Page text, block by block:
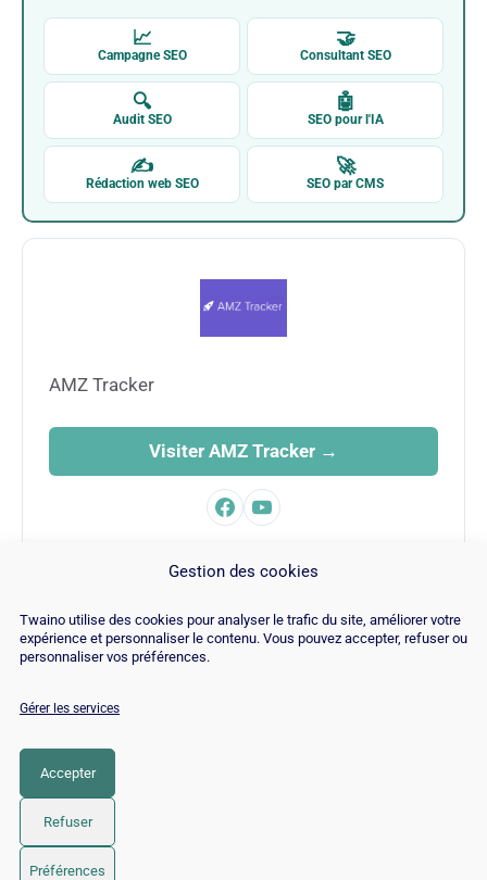
Gestion des cookies
Twaino utilise des cookies pour analyser le trafic du site, améliorer votre
expérience et personnaliser le contenu. Vous pouvez accepter, refuser ou
personnaliser vos préférences.
Gérer les services
Accepter
Refuser
Préférences
📈
Campagne SEO
🤝
Consultant SEO
🔍
Audit SEO
🤖
SEO pour l'IA
✍
Rédaction web SEO
🚀
SEO par CMS
AMZ Tracker
Visiter AMZ Tracker →
© Copyright 2026 |
Recrutements